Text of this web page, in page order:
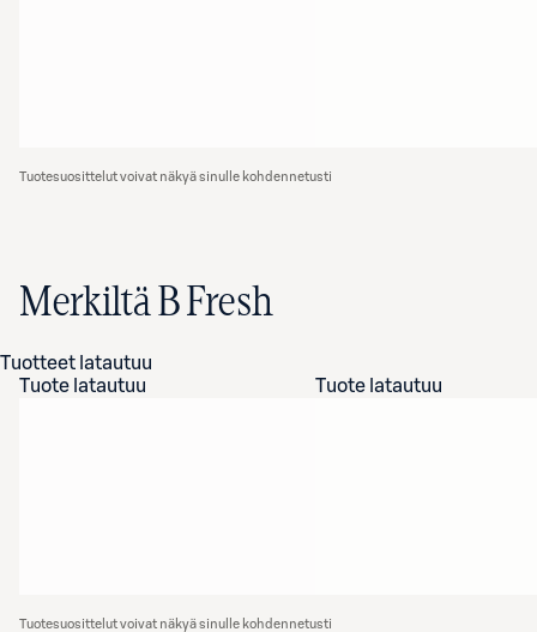
Tuotesuosittelut voivat näkyä sinulle kohdennetusti
Merkiltä B Fresh
Tuotteet latautuu
Tuote latautuu
Tuote latautuu
Tuotesuosittelut voivat näkyä sinulle kohdennetusti